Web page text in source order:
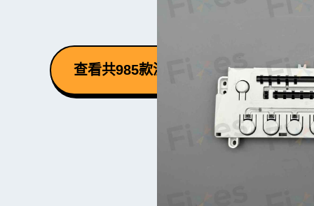
查看共985款洗衣機零件 ⮕